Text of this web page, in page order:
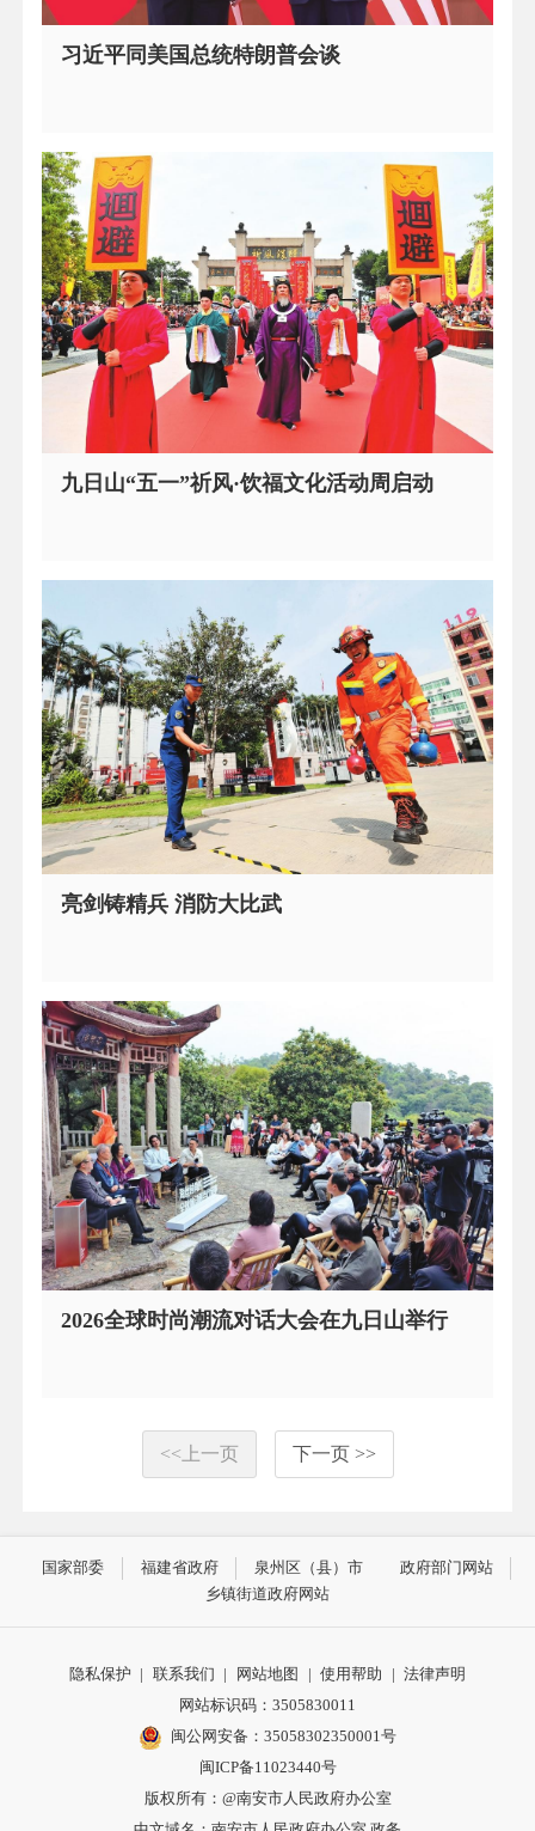
习近平同美国总统特朗普会谈
九日山“五一”祈风·饮福文化活动周启动
亮剑铸精兵 消防大比武
2026全球时尚潮流对话大会在九日山举行
<<上一页 下一页 >>
国家部委 福建省政府 泉州区（县）市
政府部门网站
乡镇街道政府网站
隐私保护 | 联系我们 | 网站地图 | 使用帮助 | 法律声明
网站标识码：3505830011
闽公网安备：35058302350001号
闽ICP备11023440号
版权所有：@南安市人民政府办公室